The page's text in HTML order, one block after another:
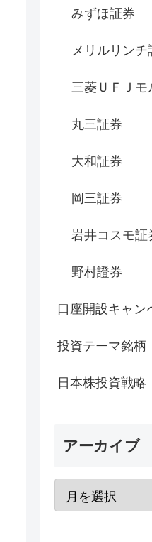
みずほ証券
メリルリンチ
三菱ＵＦＪモ
丸三証券
大和証券
岡三証券
岩井コスモ証
野村證券
口座開設キャン
投資テーマ銘柄
日本株投資戦略
アーカイブ